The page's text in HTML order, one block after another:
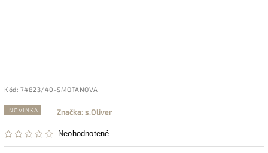
Kód: 74823/40-SMOTANOVA
NOVINKA
Neohodnotené
Značka:s.Oliver